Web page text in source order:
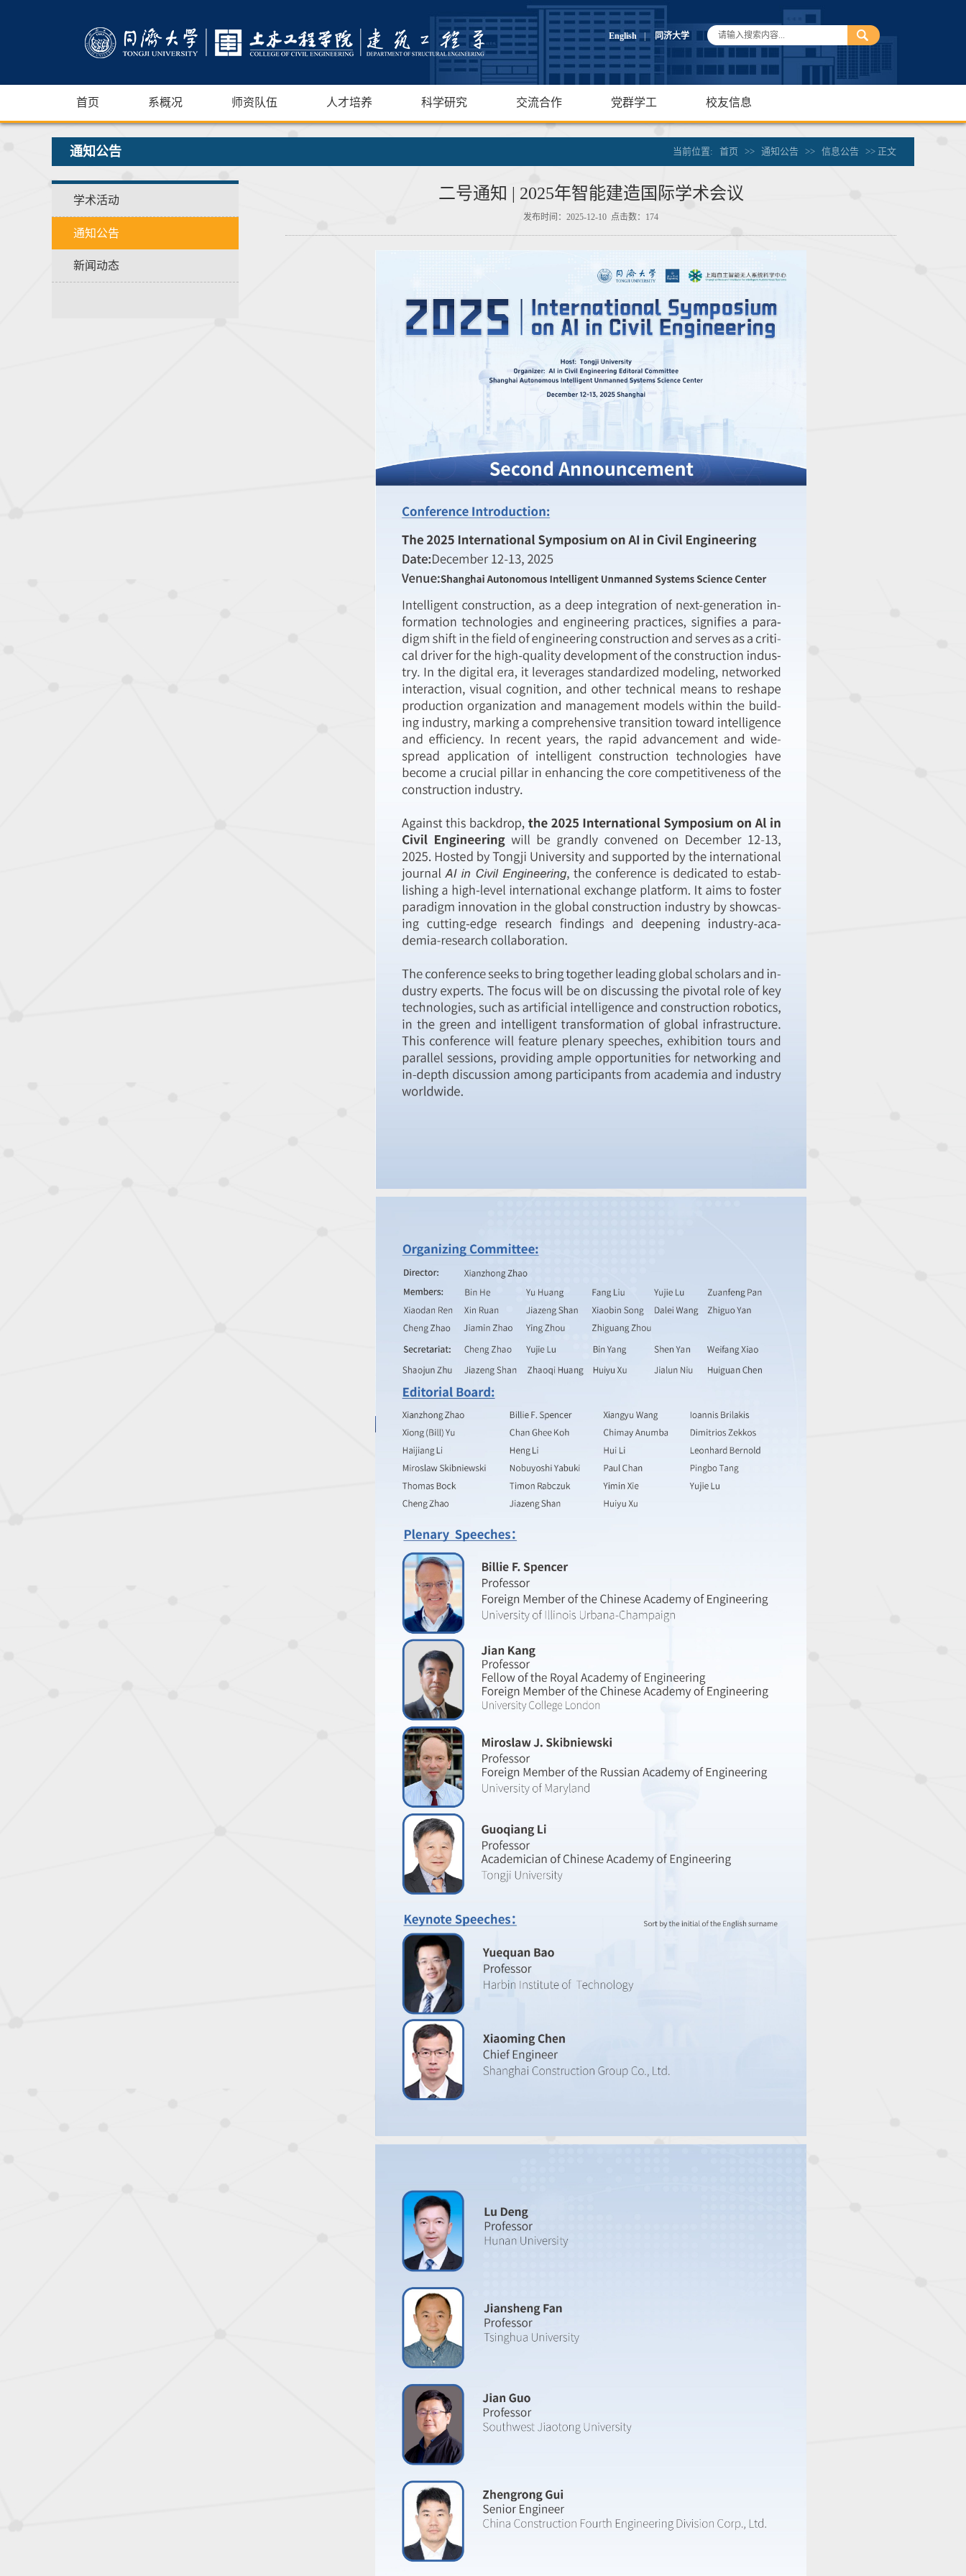
English | 同济大学
首页 系概况 师资队伍 人才培养 科学研究 交流合作 党群学工 校友信息
通知公告 当前位置: 首页 >> 通知公告 >> 信息公告 >> 正文
学术活动
通知公告
新闻动态
二号通知 | 2025年智能建造国际学术会议
发布时间：2025-12-10 点击数： 174